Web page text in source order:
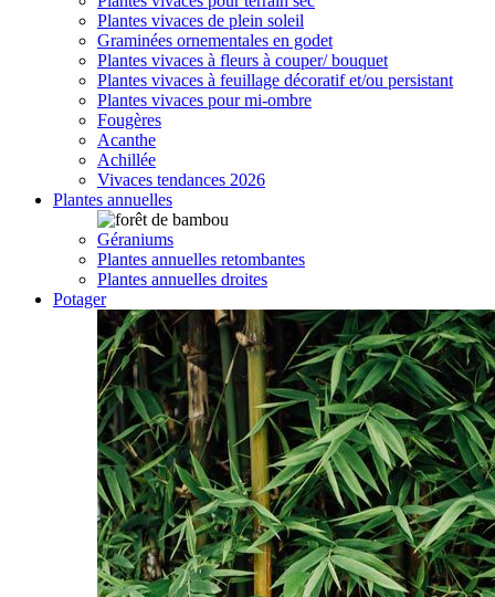
Plantes vivaces de plein soleil
Graminées ornementales en godet
Plantes vivaces à fleurs à couper/ bouquet
Plantes vivaces à feuillage décoratif et/ou persistant
Plantes vivaces pour mi-ombre
Fougères
Acanthe
Achillée
Vivaces tendances 2026
Plantes annuelles
Géraniums
Plantes annuelles retombantes
Plantes annuelles droites
Potager